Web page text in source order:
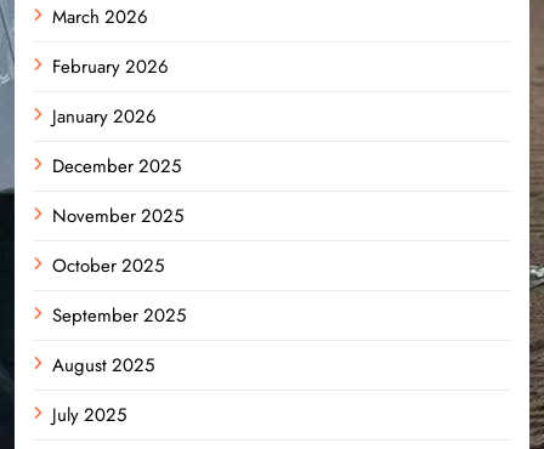
March 2026
February 2026
January 2026
December 2025
November 2025
October 2025
September 2025
August 2025
July 2025